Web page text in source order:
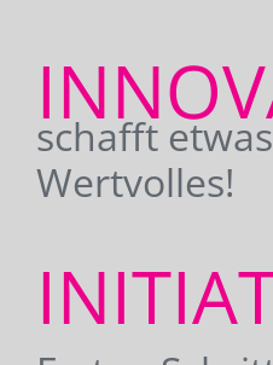
schafft
Wertvolles!